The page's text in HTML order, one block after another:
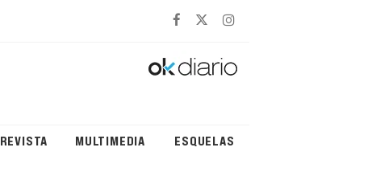
REVISTA MULTIMEDIA ESQUELAS